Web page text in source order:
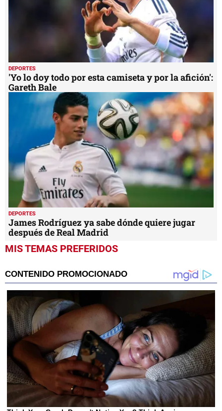
DEPORTES
'Yo lo doy todo por esta camiseta y por la afición':
Gareth Bale
DEPORTES
James Rodríguez ya sabe dónde quiere jugar
después de Real Madrid
MIS TEMAS PREFERIDOS